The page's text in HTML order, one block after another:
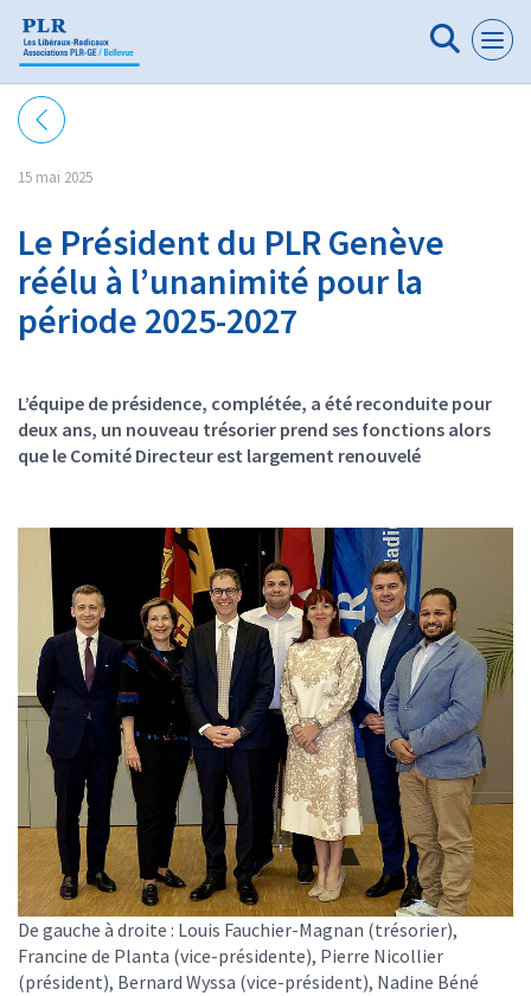
15 mai 2025
Le Président du PLR Genève
réélu à l’unanimité pour la
période 2025-2027
L’équipe de présidence, complétée, a été reconduite pour
deux ans, un nouveau trésorier prend ses fonctions alors
que le Comité Directeur est largement renouvelé
De gauche à droite : Louis Fauchier-Magnan (trésorier),
Francine de Planta (vice-présidente), Pierre Nicollier
(président), Bernard Wyssa (vice-président), Nadine Béné
Panneau de gestion des cookies